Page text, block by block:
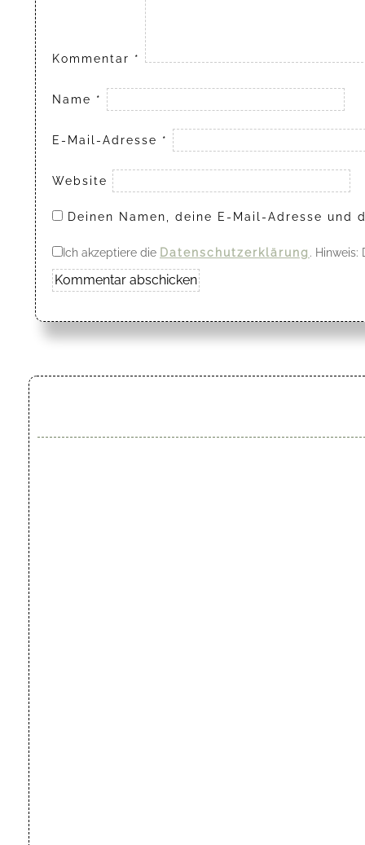
Kommentar *
Name *
E-Mail-Adresse *
Website
Deinen Namen, deine E-Mail-Adresse
Ich akzeptiere die Datenschutzerklärung .